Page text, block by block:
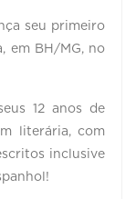
seu primeiro
em BH/MG, no
12 anos de
literária, com
inclusive